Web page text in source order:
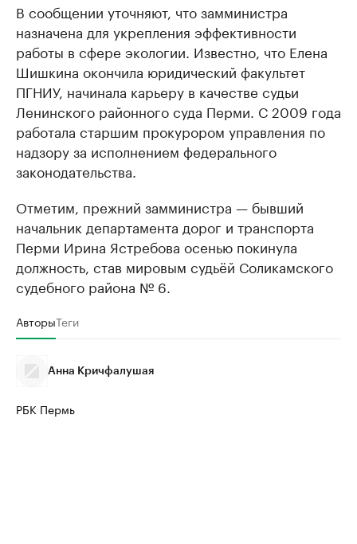
В сообщении уточняют, что замминистра
назначена для укрепления эффективности
работы в сфере экологии. Известно, что Елена
Шишкина окончила юридический факультет
ПГНИУ, начинала карьеру в качестве судьи
Ленинского районного суда Перми. С 2009 года
работала старшим прокурором управления по
надзору за исполнением федерального
законодательства.
Отметим, прежний замминистра — бывший
начальник департамента дорог и транспорта
Перми Ирина Ястребова осенью покинула
должность, став мировым судьёй Соликамского
судебного района № 6.
АвторыТеги
Анна Кричфалушая
РБК Пермь